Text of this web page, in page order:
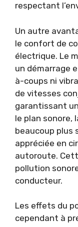
respectant
Un autre
le confort de
électrique. Le
un démarrage
à-coups ni
de vitesses
garantissant
le plan sonore,
beaucoup plus
appréciée en
autoroute.
pollution
conducteur.
Les effets du
cependant à